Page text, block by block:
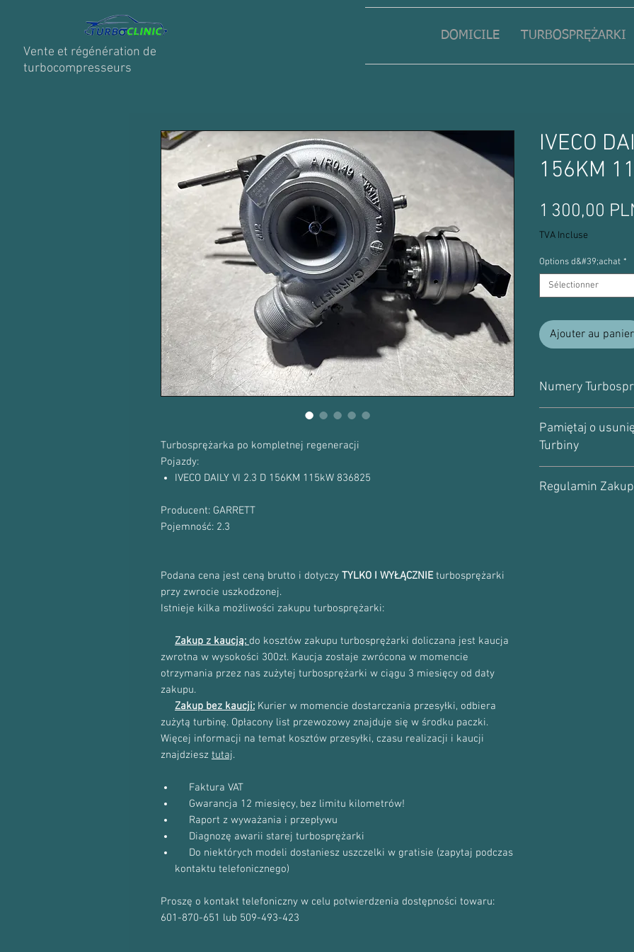
Vente et régénération de
turbocompresseurs
DOMICILE TURBOSPRĘŻARKI
Turbosprężarka po kompletnej regeneracji
Pojazdy:
IVECO DAILY VI 2.3 D 156KM 115kW 836825
Producent: GARRETT
Pojemność: 2.3
Podana cena jest ceną brutto i dotyczy TYLKO I WYŁĄCZNIEturbosprężarki
przy zwrocie uszkodzonej.
Istnieje kilka możliwości zakupu turbosprężarki:
Zakup z kaucją: do kosztów zakupu turbosprężarki doliczana jest kaucja
zwrotna w wysokości 300zł. Kaucja zostaje zwrócona w momencie
otrzymania przez nas zużytej turbosprężarki w ciągu 3 miesięcy od daty
zakupu.
Zakup bez kaucji: Kurier w momencie dostarczania przesyłki, odbiera
zużytą turbinę. Opłacony list przewozowy znajduje się w środku paczki.
Więcej informacji na temat kosztów przesyłki, czasu realizacji i kaucji
znajdziesz tutaj.
Faktura VAT
Gwarancja 12 miesięcy, bez limitu kilometrów!
Raport z wyważania i przepływu
Diagnozę awarii starej turbosprężarki
Do niektórych modeli dostaniesz uszczelki w gratisie (zapytaj podczas
kontaktu telefonicznego)
Proszę o kontakt telefoniczny w celu potwierdzenia dostępności towaru:
601-870-651 lub 509-493-423
IVECO
156KM
1 300,00
TVA Incluse
Options d&#39;achat *
Sélectionner
Ajouter au panier
Numery
836825-5003S,
836825-9
Pamiętaj o
Turbiny
rzadko psuje się
Regulamin